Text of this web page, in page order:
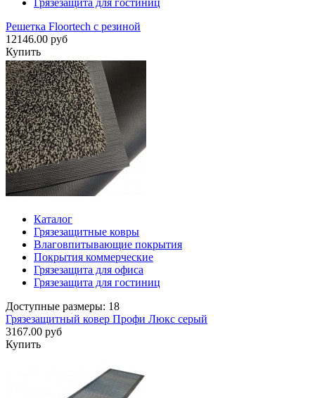
Грязезащита для гостиниц
Решетка Floortech с резиной
12146.00 руб
Купить
Каталог
Грязезащитные ковры
Влаговпитывающие покрытия
Покрытия коммерческие
Грязезащита для офиса
Грязезащита для гостиниц
Доступные размеры: 18
Грязезащитный ковер Профи Люкс серый
3167.00 руб
Купить